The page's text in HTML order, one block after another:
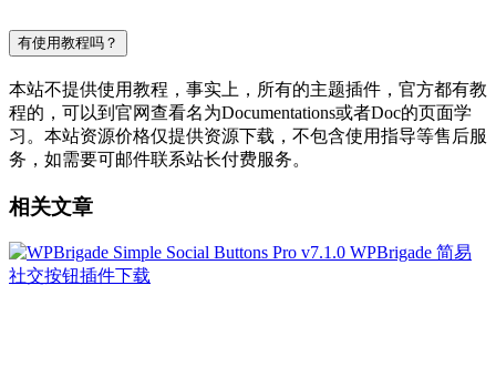
有使用教程吗？
本站不提供使用教程，事实上，所有的主题插件，官方都有教
程的，可以到官网查看名为Documentations或者Doc的页面学
习。本站资源价格仅提供资源下载，不包含使用指导等售后服
务，如需要可邮件联系站长付费服务。
相关文章